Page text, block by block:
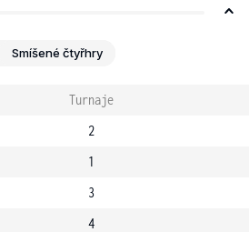
Smíšené čtyřhry
Turnaje
2
1
3
4